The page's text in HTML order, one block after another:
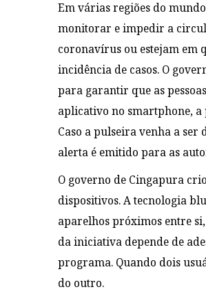
Em várias regiões do
monitorar e impedir a
coronavírus ou estejam em
incidência de casos. O
para garantir que as
aplicativo no smartphone,
Caso a pulseira venha a
alerta é emitido para as
O governo de Cingapura
dispositivos. A tecnologia
aparelhos próximos entre
da iniciativa depende de
programa. Quando dois
do outro.